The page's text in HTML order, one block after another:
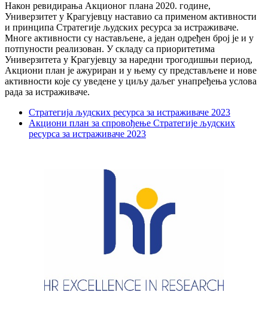
Након ревидирања Акционог плана 2020. године,
Универзитет у Крагујевцу наставио са применом активности
и принципа Стратегије људских ресурса за истраживаче.
Многе активности су настављене, а један одређен број је и у
потпуности реализован. У складу са приоритетима
Универзитета у Крагујевцу за наредни трогодишњи период,
Акциони план је ажуриран и у њему су представљене и нове
активности које су уведене у циљу даљег унапређења услова
рада за истраживаче.
Стратегија људских ресурса за истраживаче 2023
Акциони план за спровођење Стратегије људских
ресурса за истраживаче 2023